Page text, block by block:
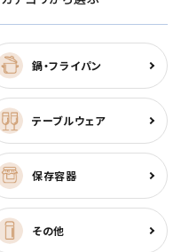
鍋・フライパン
テーブルウェア
保存容器
その他